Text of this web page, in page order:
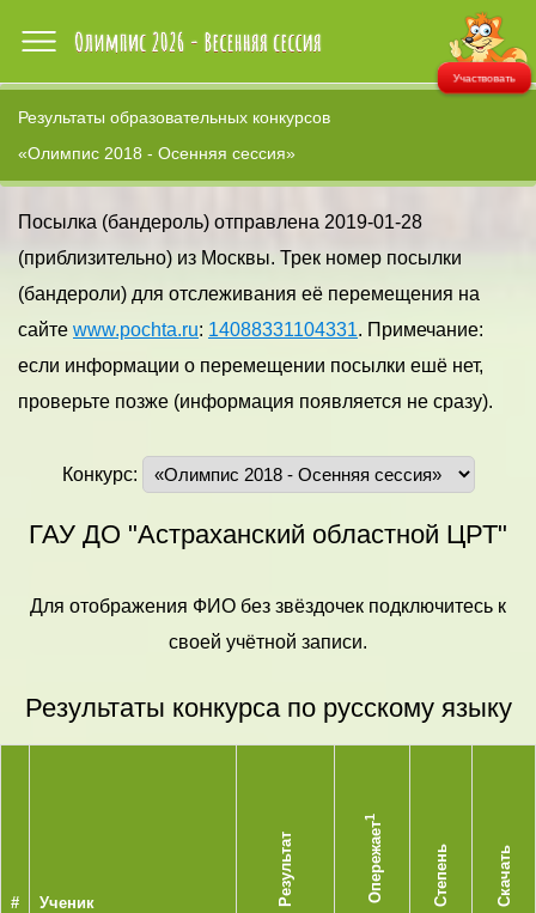
Участвовать
Результаты образовательных конкурсов
«Олимпис 2018 - Осенняя сессия»
Посылка (бандероль) отправлена 2019-01-28
(приблизительно) из Москвы. Трек номер посылки
(бандероли) для отслеживания её перемещения на
сайте www.pochta.ru: 14088331104331. Примечание:
если информации о перемещении посылки ешё нет,
проверьте позже (информация появляется не сразу).
Конкурс:
ГАУ ДО "Астраханский областной ЦРТ"
Для отображения ФИО без звёздочек подключитесь к
своей учётной записи.
Результаты конкурса по русскому языку
# Ученик Результат Опережает
1
Степень Скачать